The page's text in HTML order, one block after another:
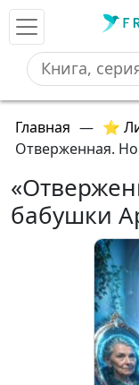
Главная — ⭐
Отверженная.
бабушки